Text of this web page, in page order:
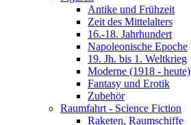
Antike und Frühzeit
Zeit des Mittelalters
16.-18. Jahrhundert
Napoleonische Epoche
19. Jh. bis 1. Weltkrieg
Moderne (1918 - heute)
Fantasy und Erotik
Zubehör
Raumfahrt - Science Fiction
Raketen, Raumschiffe